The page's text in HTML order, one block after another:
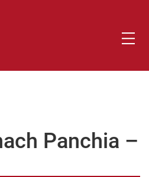
Panchia –